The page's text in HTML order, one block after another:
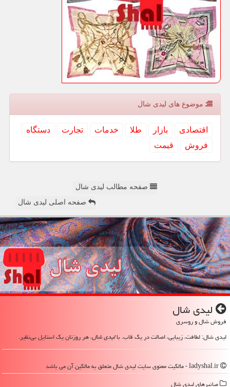
موضوع های لیدی شال
اقتصادی بازار طلا خدمات تجارت
دستگاه
فروش
قیمت
صفحه مطالب لیدی شال
صفحه اصلی لیدی شال
لیدی شال
فروش شال و روسری
لیدی شال: لطافت، زیبایی، اصالت در یک قاب. بالیدی شال، هر روزتان یک استایل بی‌نظیر.
میانبرهای لیدی شال